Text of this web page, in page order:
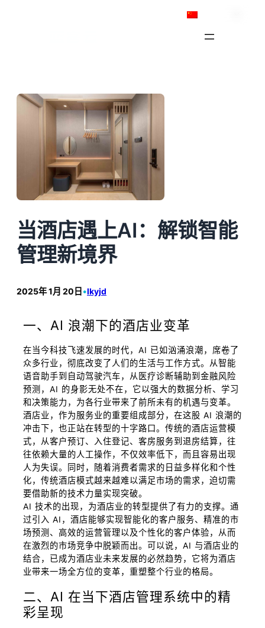
当酒店遇上AI：解锁智能
管理新境界
2025年 1月 20日 •lkyjd
一、AI 浪潮下的酒店业变革
在当今科技飞速发展的时代，AI 已如汹涌浪潮，席卷了
众多行业，彻底改变了人们的生活与工作方式。从智能
语音助手到自动驾驶汽车，从医疗诊断辅助到金融风险
预测，AI 的身影无处不在，它以强大的数据分析、学习
和决策能力，为各行业带来了前所未有的机遇与变革。
酒店业，作为服务业的重要组成部分，在这股 AI 浪潮的
冲击下，也正站在转型的十字路口。传统的酒店运营模
式，从客户预订、入住登记、客房服务到退房结算，往
往依赖大量的人工操作，不仅效率低下，而且容易出现
人为失误。同时，随着消费者需求的日益多样化和个性
化，传统酒店模式越来越难以满足市场的需求，迫切需
要借助新的技术力量实现突破。
AI 技术的出现，为酒店业的转型提供了有力的支撑。通
过引入 AI，酒店能够实现智能化的客户服务、精准的市
场预测、高效的运营管理以及个性化的客户体验，从而
在激烈的市场竞争中脱颖而出。可以说，AI 与酒店业的
结合，已成为酒店业未来发展的必然趋势，它将为酒店
业带来一场全方位的变革，重塑整个行业的格局。
二、AI 在当下酒店管理系统中的精
彩呈现